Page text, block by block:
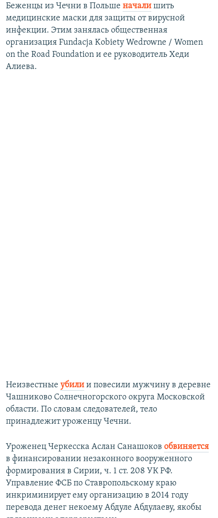
Беженцы из Чечни в Польше начали шить
медицинские маски для защиты от вирусной
инфекции. Этим занялась общественная
организация Fundacja Kobiety Wedrowne / Women
on the Road Foundation и ее руководитель Хеди
Алиева.
Неизвестные убили и повесили мужчину в деревне
Чашниково Солнечногорского округа Московской
области. По словам следователей, тело
принадлежит уроженцу Чечни.
Уроженец Черкесска Аслан Санашоков обвиняется
в финансировании незаконного вооруженного
формирования в Сирии, ч. 1 ст. 208 УК РФ.
Управление ФСБ по Ставропольскому краю
инкриминирует ему организацию в 2014 году
перевода денег некоему Абдуле Абдулаеву, якобы